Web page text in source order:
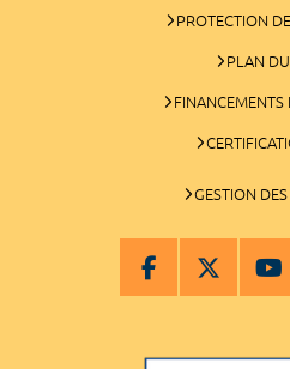
PROTECTION
PLAN
FINANCEMENTS
GESTION